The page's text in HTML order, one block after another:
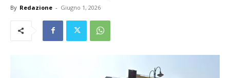
By Redazione - Giugno 1, 2026